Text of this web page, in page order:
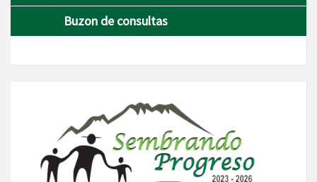
Buzon de consultas